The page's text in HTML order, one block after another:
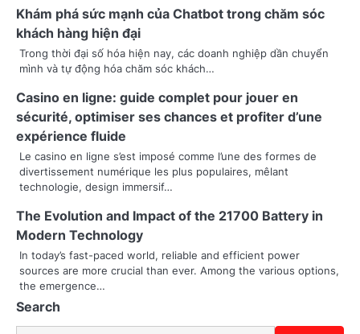
n
a
v
i
g
a
t
i
o
n
Khám phá sức mạnh của Chatbot trong chăm sóc
khách hàng hiện đại
Trong thời đại số hóa hiện nay, các doanh nghiệp dần chuyển
mình và tự động hóa chăm sóc khách…
Casino en ligne: guide complet pour jouer en
sécurité, optimiser ses chances et profiter d’une
expérience fluide
Le casino en ligne s’est imposé comme l’une des formes de
divertissement numérique les plus populaires, mêlant
technologie, design immersif…
The Evolution and Impact of the 21700 Battery in
Modern Technology
In today’s fast-paced world, reliable and efficient power
sources are more crucial than ever. Among the various options,
the emergence…
Search